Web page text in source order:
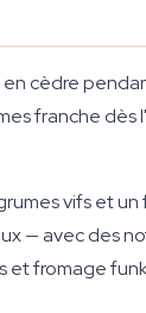
cèdre
franche dès
vifs et
— avec des
fromage